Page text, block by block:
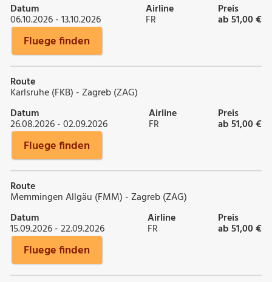
Datum
06.10.2026 - 13.10.2026
Airline
FR
Preis
ab 51,00 €
Fluege finden
Route
Karlsruhe (FKB) - Zagreb (ZAG)
Datum
26.08.2026 - 02.09.2026
Airline
FR
Preis
ab 51,00 €
Fluege finden
Route
Memmingen Allgäu (FMM) - Zagreb (ZAG)
Datum
15.09.2026 - 22.09.2026
Airline
FR
Preis
ab 51,00 €
Fluege finden